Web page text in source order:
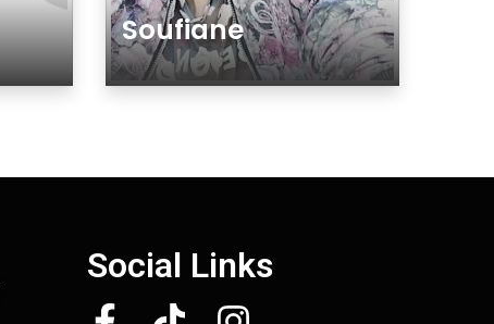
Soufiane
Social Links